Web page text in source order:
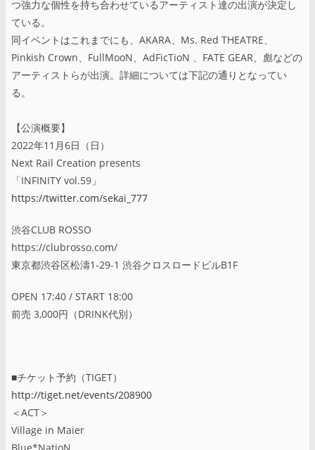
つ強力な個性を持ち合わせているアーティスト達の出演が決定し
ている。
同イベントはこれまでにも、AKARA、Ms. Red THEATRE、
Pinkish Crown、FullMooN、AdFicTioN 、FATE GEAR、彪などの
アーティストらが出演。詳細については下記の通りとなってい
る。
【公演概要】
2022年11月6日（日）
Next Rail Creation presents
「INFINITY vol.59」
https://twitter.com/sekai_777
渋谷CLUB ROSSO
https://clubrosso.com/
東京都渋谷区松濤1-29-1 渋谷クロスロードビルB1F
OPEN 17:40 / START 18:00
前売 3,000円（DRINK代別）
■チケット予約（TIGET）
http://tiget.net/events/208900
＜ACT＞
Village in Maier